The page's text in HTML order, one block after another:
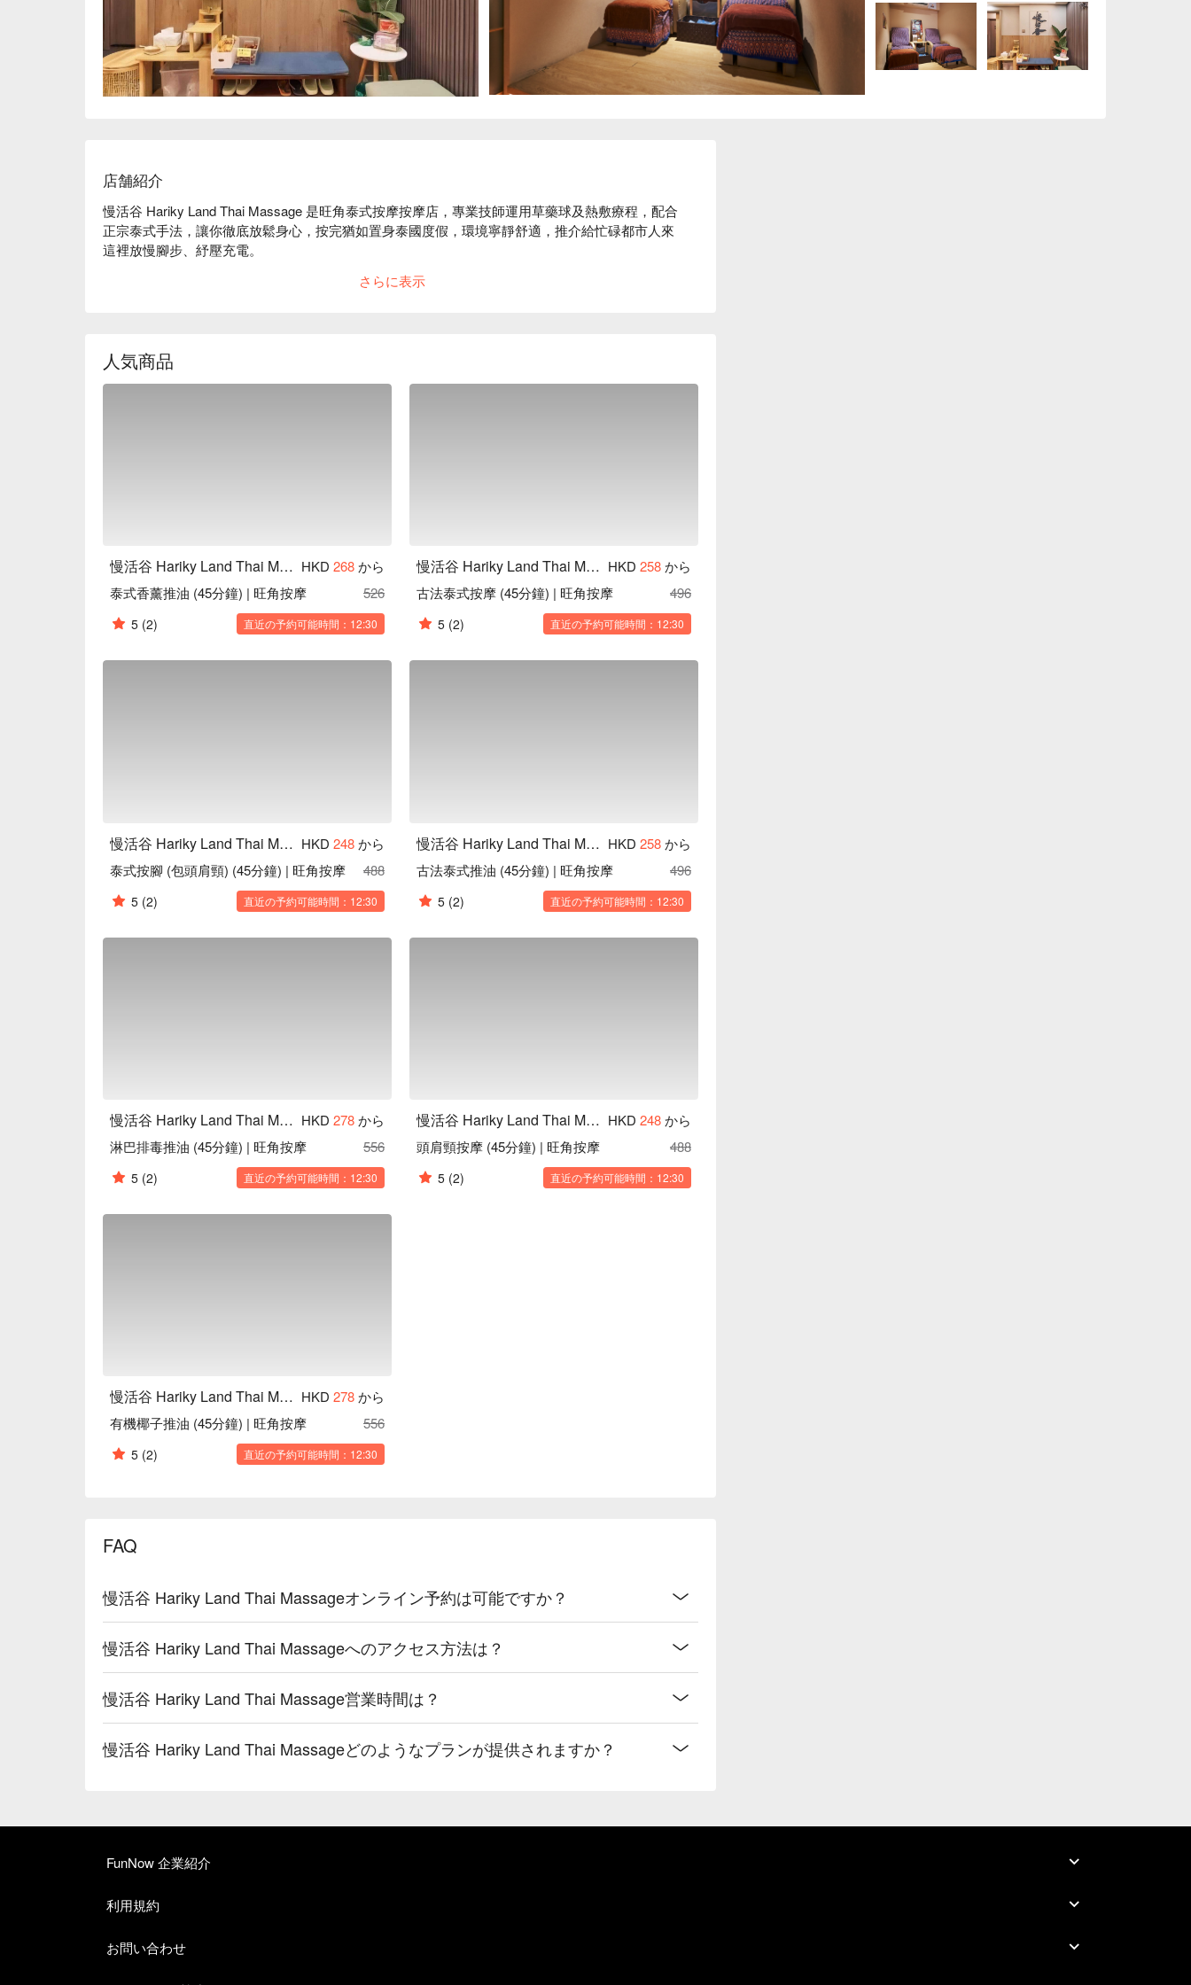
店舗紹介
慢活谷 Hariky Land Thai Massage 是旺角泰式按摩按摩店，專業技師運用草藥球及熱敷療程，配合
正宗泰式手法，讓你徹底放鬆身心，按完猶如置身泰國度假，環境寧靜舒適，推介給忙碌都市人來
這裡放慢腳步、紓壓充電。
a. 位於旺角中心區域，距離旺角地鐵站僅需 2 分鐘步行，交通便利
さらに表示
人気商品
慢活谷 Hariky Land Thai Massage HKD 268から
泰式香薰推油 (45分鐘) | 旺角按摩
526
5 (2) 直近の予約可能時間：12:30
慢活谷 Hariky Land Thai Massage HKD 258から
古法泰式按摩 (45分鐘) | 旺角按摩
496
5 (2) 直近の予約可能時間：12:30
慢活谷 Hariky Land Thai Massage HKD 248から
泰式按腳 (包頭肩頸) (45分鐘) | 旺角按摩
488
5 (2) 直近の予約可能時間：12:30
慢活谷 Hariky Land Thai Massage HKD 258から
古法泰式推油 (45分鐘) | 旺角按摩
496
5 (2) 直近の予約可能時間：12:30
慢活谷 Hariky Land Thai Massage HKD 278から
淋巴排毒推油 (45分鐘) | 旺角按摩
556
5 (2) 直近の予約可能時間：12:30
慢活谷 Hariky Land Thai Massage HKD 248から
頭肩頸按摩 (45分鐘) | 旺角按摩
488
5 (2) 直近の予約可能時間：12:30
慢活谷 Hariky Land Thai Massage HKD 278から
有機椰子推油 (45分鐘) | 旺角按摩
556
5 (2) 直近の予約可能時間：12:30
FAQ
慢活谷 Hariky Land Thai Massageオンライン予約は可能ですか？
慢活谷 Hariky Land Thai Massageへのアクセス方法は？
慢活谷 Hariky Land Thai Massage営業時間は？
慢活谷 Hariky Land Thai Massageどのようなプランが提供されますか？
FunNow 企業紹介
利用規約
お問い合わせ